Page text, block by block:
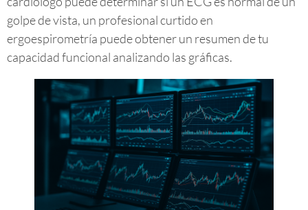
golpe de vista, un profesional curtido en
ergoespirometría puede obtener un resumen de tu
capacidad funcional analizando las gráficas.